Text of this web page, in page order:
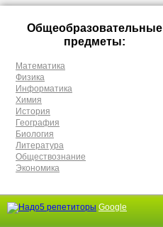
Общеобразовательные
предметы:
Математика
Физика
Информатика
Химия
История
География
Биология
Литература
Обществознание
Экономика
Google